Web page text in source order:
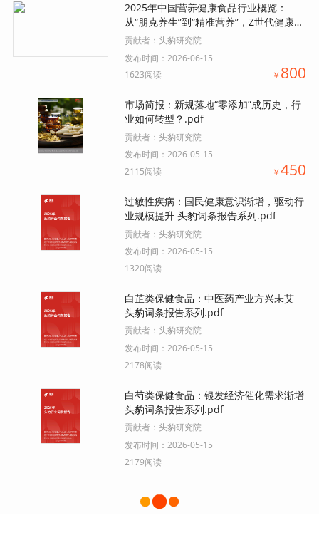
2025年中国营养健康食品行业概览：
从“朋克养生”到“精准营养”，Z世代健康消
费觉醒下的行业发展新态势.pdf
贡献者： 头豹研究院
发布时间： 2026-06-15
1623阅读
￥ 800
市场简报：新规落地“零添加”成历史，行
业如何转型？.pdf
贡献者： 头豹研究院
发布时间： 2026-05-15
2115阅读
￥450
过敏性疾病：国民健康意识渐增，驱动行
业规模提升 头豹词条报告系列.pdf
贡献者： 头豹研究院
发布时间： 2026-05-15
1320阅读
白芷类保健食品：中医药产业方兴未艾
头豹词条报告系列.pdf
贡献者： 头豹研究院
发布时间： 2026-05-15
2178阅读
白芍类保健食品：银发经济催化需求渐增
头豹词条报告系列.pdf
贡献者： 头豹研究院
发布时间： 2026-05-15
2179阅读